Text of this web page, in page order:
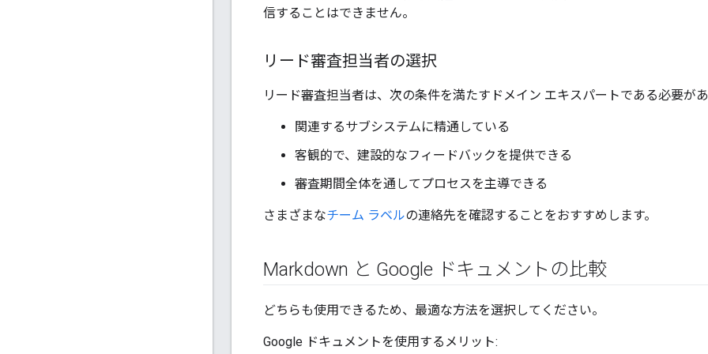
信することはできません。
リード審査担当者の選択
リード審査担当者は、次の条件を満たすドメイン エキスパートである必要があ
関連するサブシステムに精通している
客観的で、建設的なフィードバックを提供できる
審査期間全体を通してプロセスを主導できる
さまざまなチーム ラベルの連絡先を確認することをおすすめします。
Markdown と Google ドキュメントの比較
どちらも使用できるため、最適な方法を選択してください。
Google ドキュメントを使用するメリット: